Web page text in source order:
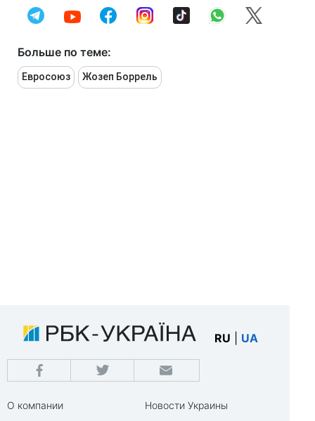
Больше по теме:
Евросоюз Жозеп Боррель
RU UA
О компании
Новости Украины